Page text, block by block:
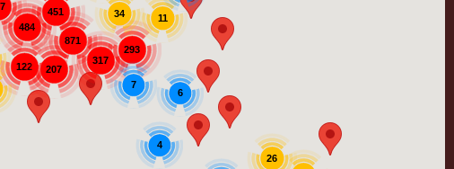
871
293
484
122
26
4
207
317
7
451 34 11
6